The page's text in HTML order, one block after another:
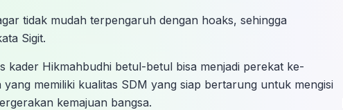
tidak mudah terpengaruh dengan hoaks, sehingga
Sigit.
kader Hikmahbudhi betul-betul bisa menjadi perekat ke-
memiliki kualitas SDM yang siap bertarung untuk mengisi
kemajuan bangsa.